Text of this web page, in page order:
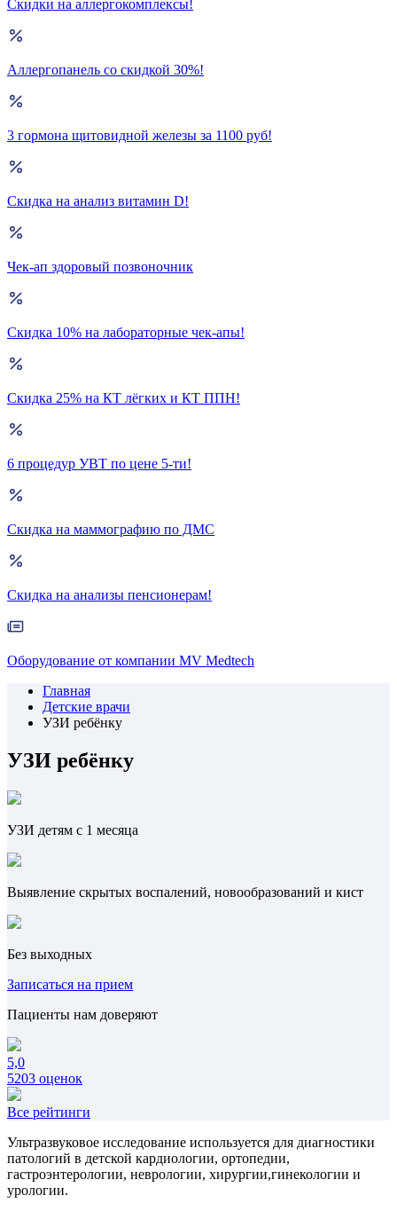
Скидки на аллергокомплексы!
Аллергопанель со скидкой 30%!
3 гормона щитовидной железы за 1100 руб!
Скидка на анализ витамин D!
Чек-ап здоровый позвоночник
Скидка 10% на лабораторные чек-апы!
Скидка 25% на КТ лёгких и КТ ППН!
6 процедур УВТ по цене 5-ти!
Скидка на маммографию по ДМС
Скидка на анализы пенсионерам!
Оборудование от компании MV Medtech
Главная
Детские врачи
УЗИ ребёнку
УЗИ ребёнку
УЗИ детям с 1 месяца
Выявление скрытых воспалений, новообразований и кист
Без выходных
Записаться на прием
Пациенты нам доверяют
5,0
5203 оценок
Все рейтинги
Ультразвуковое исследование используется для диагностики
патологий в детской кардиологии, ортопедии,
гастроэнтерологии, неврологии, хирургии,гинекологии и
урологии.